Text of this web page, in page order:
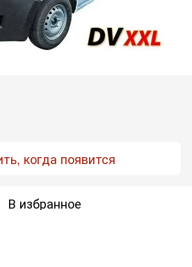
когда появится
В избранное